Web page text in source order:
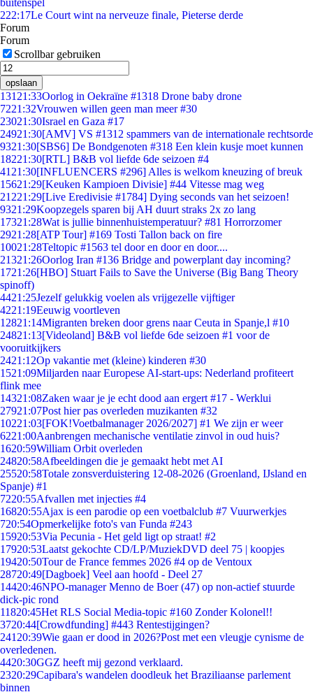
buitenspel
222:17Le Court wint na nerveuze finale, Pieterse derde
Forum
Forum
Scrollbar gebruiken
opslaan
131 21:33Oorlog in Oekraïne #1318 Drone baby drone
7221:32Vrouwen willen geen man meer #30
23021:30Israel en Gaza #17
24921:30[AMV] VS #1312 spammers van de internationale rechtsorde
9321:30[SBS6] De Bondgenoten #318 Een klein kusje moet kunnen
18221:30[RTL] B&B vol liefde 6de seizoen #4
41 21:30[INFLUENCERS #296] Alles is welkom kneuzing of breuk
15621:29[Keuken Kampioen Divisie] #44 Vitesse mag weg
21221:29[Live Eredivisie #1784] Dying seconds van het seizoen!
9321:29Koopzegels sparen bij AH duurt straks 2x zo lang
17321:28Wat is jullie binnenhuistemperatuur? #81 Horrorzomer
2921:28[ATP Tour] #169 Tosti Tallon back on fire
10021:28Teltopic #1563 tel door en door en door....
21321:26Oorlog Iran #136 Bridge and powerplant day incoming?
1721:26[HBO] Stuart Fails to Save the Universe (Big Bang Theory
spinoff)
4421:25Jezelf gelukkig voelen als vrijgezelle vijftiger
4221:19Eeuwig voortleven
12821:14Migranten breken door grens naar Ceuta in Spanje,l #10
24821:13[Videoland] B&B vol liefde 6de seizoen #1 voor de
vooruitkijkers
2421:12Op vakantie met (kleine) kinderen #30
1521:09Miljarden naar Europese AI-start-ups: Nederland profiteert
flink mee
14321:08Zaken waar je je echt dood aan ergert #17 - Werklui
27921:07Post hier pas overleden muzikanten #32
10221:03[FOK!Voetbalmanager 2026/2027] #1 We zijn er weer
6221:00Aanbrengen mechanische ventilatie zinvol in oud huis?
1620:59William Orbit overleden
24820:58Afbeeldingen die je gemaakt hebt met AI
25520:58Totale zonsverduistering 12-08-2026 (Groenland, IJsland en
Spanje) #1
7220:55Afvallen met injecties #4
16820:55Ajax is een parodie op een voetbalclub #7 Vuurwerkjes
720:54Opmerkelijke foto's van Funda #243
15920:53Via Pecunia - Het geld ligt op straat! #2
17920:53Laatst gekochte CD/LP/MuziekDVD deel 75 | koopjes
19420:50Tour de France femmes 2026 #4 op de Ventoux
28720:49[Dagboek] Veel aan hoofd - Deel 27
14420:46NPO-manager Menno de Boer (47) op non-actief stuurde
dick-pic rond
11820:45Het RLS Social Media-topic #160 Zonder Kolonel!!
3720:44[Crowdfunding] #443 Rentestijgingen?
241 20:39Wie gaan er dood in 2026?Post met een vleugje cynisme de
overledenen.
4420:30GGZ heeft mij gezond verklaard.
2320:29Capibara's wandelen doodleuk het Braziliaanse parlement
binnen